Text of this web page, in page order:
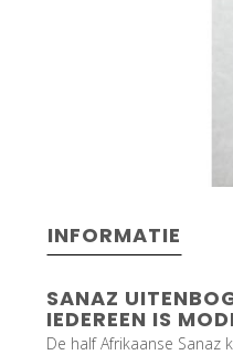
INFORMATIE
SANAZ
IEDEREEN IS
De half Afrikaanse